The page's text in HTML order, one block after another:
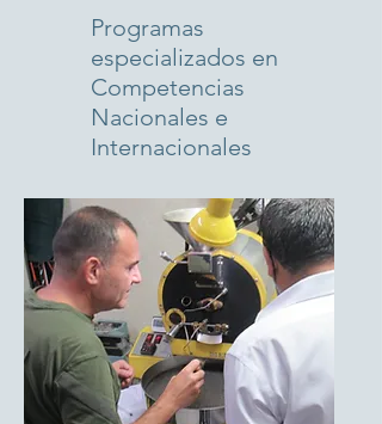
Programas
especializados en
Competencias
Nacionales e
Internacionales